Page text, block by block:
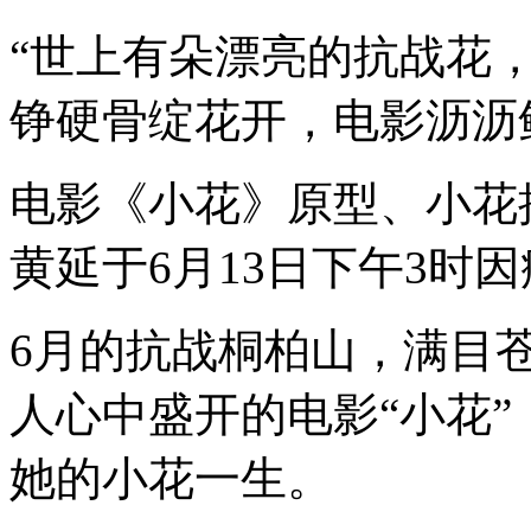
“世上有朵漂亮的抗战花
铮硬骨绽花开，电影沥
电影《小花》原型、小
黄延于6月13日下午3时
6月的抗战桐柏山，满目
人心中盛开的电影“小花
她的小花一生。